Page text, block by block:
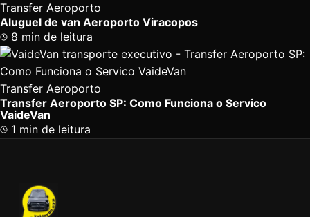
Transfer Aeroporto
Aluguel de van Aeroporto Viracopos
8 min de leitura
Transfer Aeroporto
Transfer Aeroporto SP: Como Funciona o Servico
VaideVan
1 min de leitura